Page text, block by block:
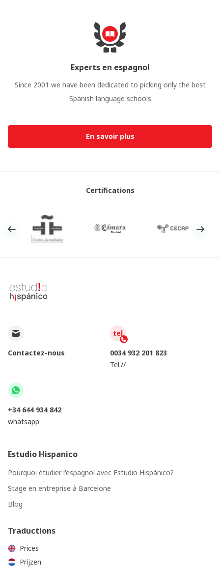
Experts en espagnol
Since 2001 we have been dedicated to picking only the best
Spanish language schools
En savoir plus
Certifications
Contactez-nous
tel
0034 932 201 823
Tel.//
+34 644 934 842
whatsapp
Estudio Hispanico
Pourquoi étudier l'espagnol avec Estudio Hispánico?
Stage en entreprise à Barcelone
Blog
Traductions
Prices
Prijzen